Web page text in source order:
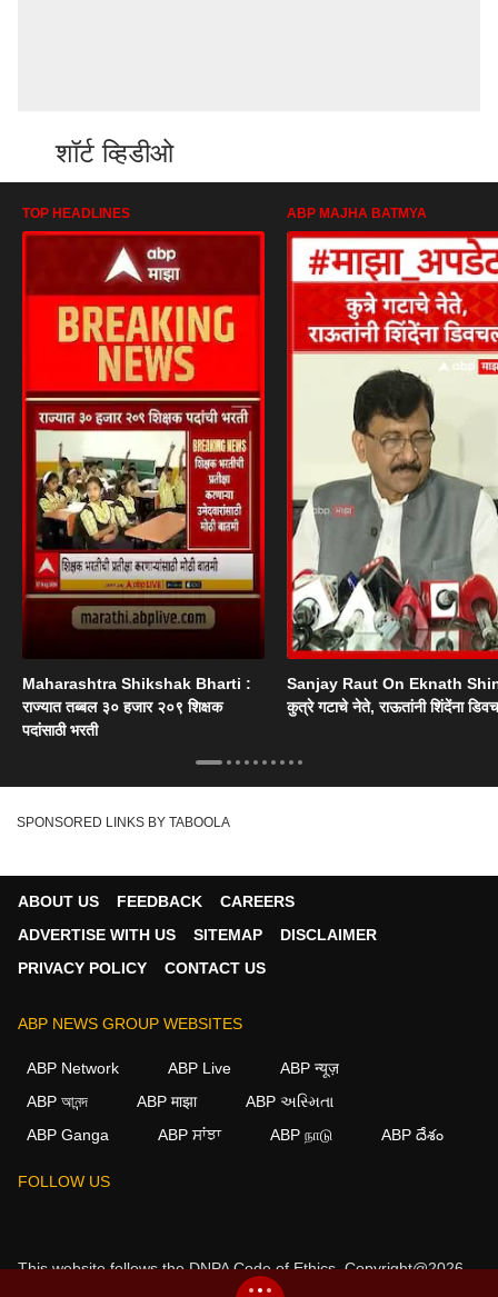
शॉर्ट व्हिडीओ
TOP HEADLINES
Maharashtra Shikshak Bharti :
राज्यात तब्बल ३० हजार २०९ शिक्षक
पदांसाठी भरती
ABP MAJHA BATMYA
Sanjay Raut On Eknath
कुत्रे गटाचे नेते, राऊतांनी शिंदेंना
SPONSORED LINKS BY TABOOLA
ABOUT US FEEDBACK
CAREERS
ADVERTISE WITH US
SITEMAP
DISCLAIMER
PRIVACY POLICY
CONTACT US
ABP NEWS GROUP WEBSITES
ABP Network ABP Live
ABP न्यूज़
ABP আনন্দ
ABP माझा
ABP અસ્મિતા
ABP Ganga
ABP ਸਾਂਝਾ ABP நாடு ABP దేశం
FOLLOW US
This website follows theDNPA Code of Ethics.Copyright@2026.
We use cookies to improve your experience, analyze